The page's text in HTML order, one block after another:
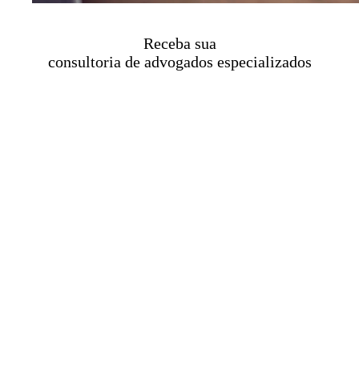
Receba sua
consultoria de advogados especializados